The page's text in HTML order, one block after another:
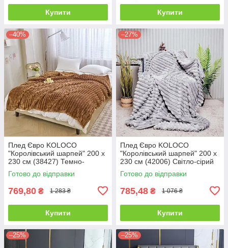
Купити Купити
–40%
Плед Євро KOLOCO
"Королівський шарпей" 200 х
230 см (38427) Темно-
коричневий
Готово до відправки
769,80 ₴ 1 283 ₴
Купити
–27%
Плед Євро KOLOCO
"Королівський шарпей" 200 х
230 см (42006) Світло-сірий
Готово до відправки
785,48 ₴ 1 076 ₴
Купити
–25% –25%